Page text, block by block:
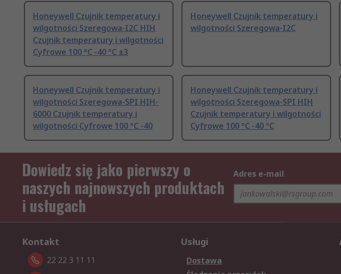
Honeywell Czujnik temperatury i
wilgotności Szeregowa-I2C HIH
Czujnik temperatury i wilgotności
Cyfrowe 100 °C -40 °C ±3
Honeywell Czujnik temperatury i
wilgotności Szeregowa-I2C
Honeywell Czujnik temperatury i
wilgotności Szeregowa-SPI HIH-
6000 Czujnik temperatury i
wilgotności Cyfrowe 100 °C -40
Honeywell Czujnik temperatury i
wilgotności Szeregowa-SPI HIH
Czujnik temperatury i wilgotności
Cyfrowe 100 °C -40 °C
Dowiedz się jako pierwszy o
naszych najnowszych produktach
i usługach
Adres e-mail
Kontakt
22 22 3 11 11
Usługi
Dostawa